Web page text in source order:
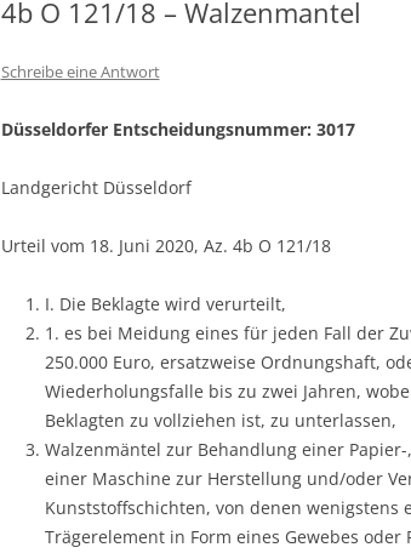
4b O 121/18 – Walzenmantel
Schreibe eine Antwort
Düsseldorfer Entscheidungsnummer: 3017
Landgericht Düsseldorf
Urteil vom 18. Juni 2020, Az. 4b O 121/18
I. Die Beklagte wird verurteilt,
1. es bei Meidung eines für jeden Fall der
250.000 Euro, ersatzweise Ordnungshaft,
Wiederholungsfalle bis zu zwei Jahren,
Beklagten zu vollziehen ist, zu unterlassen,
Walzenmäntel zur Behandlung einer
einer Maschine zur Herstellung und/oder
Kunststoffschichten, von denen
Trägerelement in Form eines Gewebes